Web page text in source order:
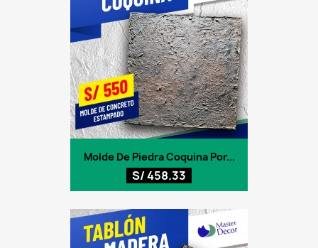
Molde De Piedra Coquina Por...
S/ 458.33